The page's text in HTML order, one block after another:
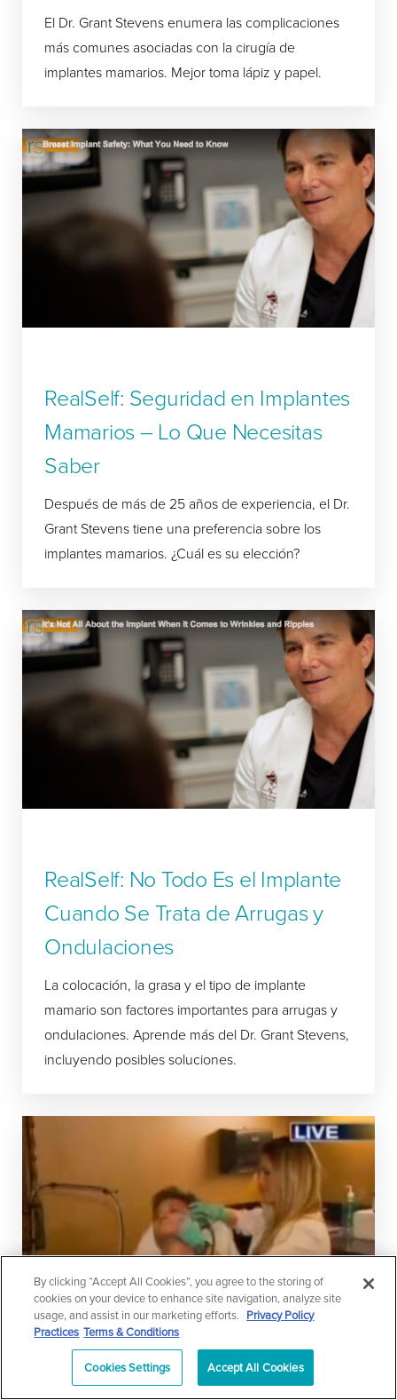
El Dr. Grant Stevens enumera las complicaciones
más comunes asociadas con la cirugía de
implantes mamarios. Mejor toma lápiz y papel.
RealSelf: Seguridad en Implantes
Mamarios – Lo Que Necesitas
Saber
Después de más de 25 años de experiencia, el Dr.
Grant Stevens tiene una preferencia sobre los
implantes mamarios. ¿Cuál es su elección?
RealSelf: No Todo Es el Implante
Cuando Se Trata de Arrugas y
Ondulaciones
La colocación, la grasa y el tipo de implante
mamario son factores importantes para arrugas y
ondulaciones. Aprende más del Dr. Grant Stevens,
incluyendo posibles soluciones.
Marina ManLand en KTLA
By clicking “Accept All Cookies”, you agree to the storing of
cookies on your device to enhance site navigation, analyze site
usage, and assist in our marketing efforts. Privacy Policy
Practices Terms & Conditions
Cookies Settings Accept All Cookies